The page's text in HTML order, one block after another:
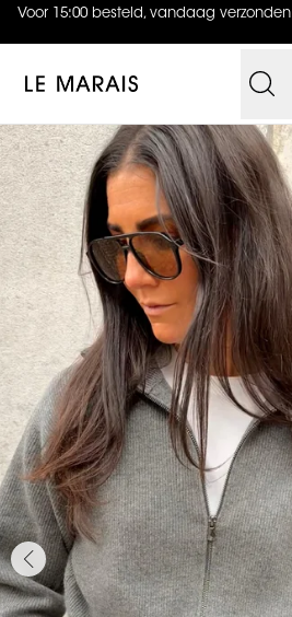
Voor 15:00 besteld, vandaag verzonden
4.9 uit5 (739 reviews)
Le Marais